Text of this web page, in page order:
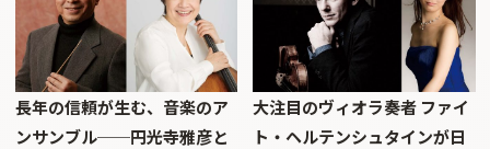
長年の信頼が生む、音楽のア
ンサンブル──円光寺雅彦と
大注目のヴィオラ奏者 ファイ
ト・ヘルテンシュタインが日